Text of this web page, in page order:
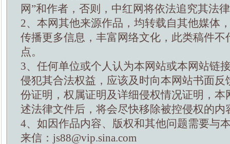
网”和作者，否则，中红网将依法追究其法
2、本网其他来源作品，均转载自其他媒体
传播更多信息，丰富网络文化，此类稿件不
点。
3、任何单位或个人认为本网站或本网站链
侵犯其合法权益，应该及时向本网站书面反
份证明，权属证明及详细侵权情况证明，本
述法律文件后，将会尽快移除被控侵权的内
4、如因作品内容、版权和其他问题需要与
来信：js88@vip.sina.com